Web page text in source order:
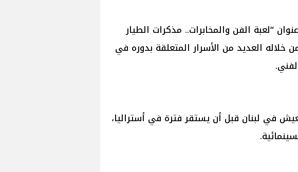
“لعبة الفن والمخابرات.. مذكرات الطيار
العديد من الأسرار المتعلقة بدوره في
في لبنان قبل أن يستقر فترة في أستراليا،